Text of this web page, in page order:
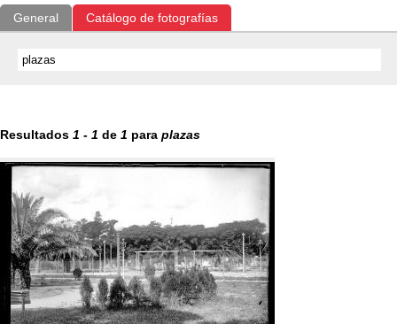
General Catálogo de fotografías
Resultados 1 - 1 de 1 para plazas